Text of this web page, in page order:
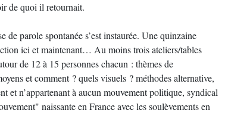
de quoi il retournait.
parole spontanée s’est instaurée. Une quinzaine
ici et maintenant… Au moins trois ateliers/tables
de 12 à 15 personnes chacun : thèmes de
et comment ? quels visuels ? méthodes alternative,
et n’appartenant à aucun mouvement politique, syndical
naissante en France avec les soulèvements en